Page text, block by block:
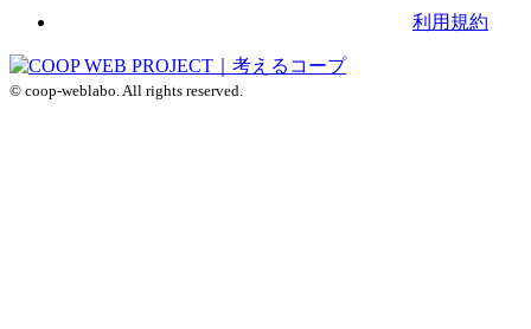
利用規約
© coop-weblabo. All rights reserved.